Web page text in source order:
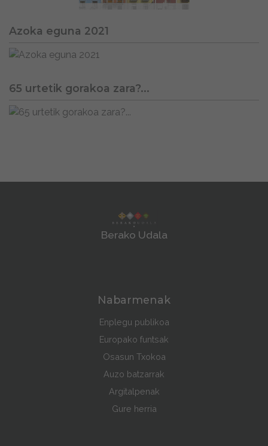
Azoka eguna 2021
65 urtetik gorakoa zara?...
Berako Udala
Nabarmenak
Enplegu publikoa
Europako funtsak
Osasun Txokoa
Auzo batzarrak
Argitalpenak
Gure herria